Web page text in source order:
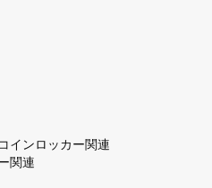
インロッカー関連
関連